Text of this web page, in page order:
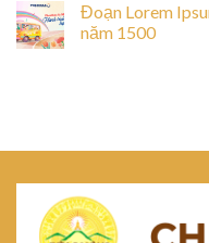
Đoạn Lorem
năm 1500